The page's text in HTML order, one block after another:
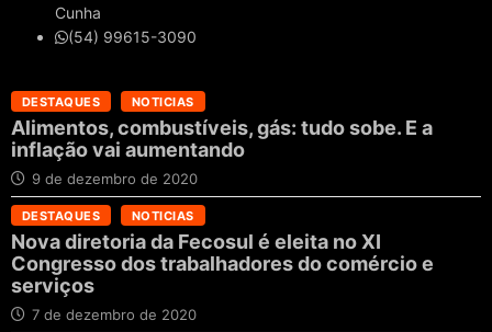
Cunha
(54) 99615-3090
DESTAQUES NOTICIAS
Alimentos, combustíveis, gás: tudo sobe. E a
inflação vai aumentando
9 de dezembro de 2020
DESTAQUES NOTICIAS
Nova diretoria da Fecosul é eleita no XI
Congresso dos trabalhadores do comércio e
serviços
7 de dezembro de 2020